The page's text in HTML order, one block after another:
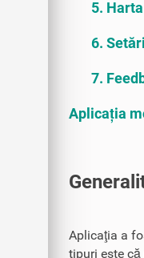
5.
6.
7.
Aplicația
Aplicaţia a
tipuri este